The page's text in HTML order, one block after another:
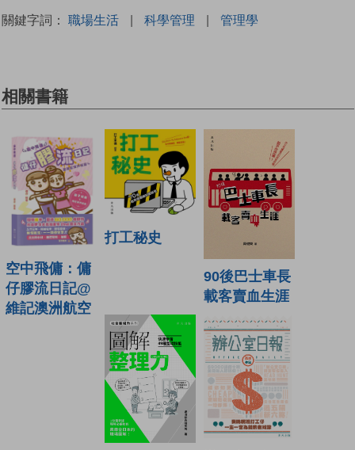
關鍵字詞： 職場生活 | 科學管理 | 管理學
相關書籍
空中飛傭：傭
仔膠流日記@
維記澳洲航空
打工秘史
90後巴士車長
載客賣血生涯